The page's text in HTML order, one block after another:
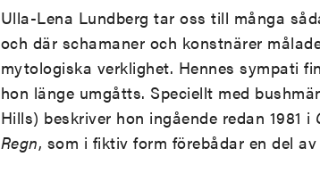
Ulla-Lena Lundberg tar oss till många
och där schamaner och konstnärer
mytologiska verklighet. Hennes sympati
hon länge umgåtts. Speciellt med
Hills) beskriver hon ingående redan 1981 i
Regn, som i fiktiv form förebådar en del